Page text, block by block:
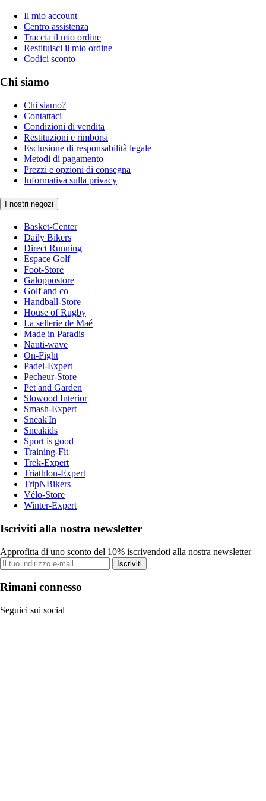
Il mio account
Centro assistenza
Traccia il mio ordine
Restituisci il mio ordine
Codici sconto
Chi siamo
Chi siamo?
Contattaci
Condizioni di vendita
Restituzioni e rimborsi
Esclusione di responsabilità legale
Metodi di pagamento
Prezzi e opzioni di consegna
Informativa sulla privacy
I nostri negozi
Basket-Center
Daily Bikers
Direct Running
Espace Golf
Foot-Store
Galoppostore
Golf and co
Handball-Store
House of Rugby
La sellerie de Maé
Made in Paradis
Nauti-wave
On-Fight
Padel-Expert
Pecheur-Store
Pet and Garden
Slowood Interior
Smash-Expert
Sneak'In
Sneakids
Sport is good
Training-Fit
Trek-Expert
Triathlon-Expert
TripNBikers
Vélo-Store
Winter-Expert
Iscriviti alla nostra newsletter
Approfitta di uno sconto del 10% iscrivendoti alla nostra newsletter
Iscriviti
Rimani connesso
Seguici sui social